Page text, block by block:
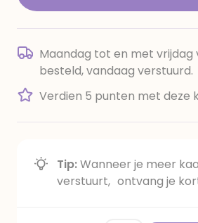
Maandag tot en met vrijdag
besteld, vandaag verstuurd.
Verdien 5 punten met deze
Tip:Wanneer je meer
verstuurt, ontvang je